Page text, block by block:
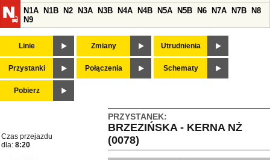
N1A
N1B N2 N3A N3B N4A N4B N5A N5B N6 N7A N7B
N8
N9
Linie Zmiany Utrudnienia
Przystanki Połączenia Schematy
Pobierz
PRZYSTANEK:
BRZEZIŃSKA - KERNA NŻ
(0078)
Czas przejazdu
dla: 8:20